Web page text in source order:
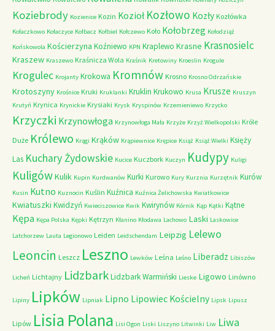
Koziebrody Kozienice Kozin Kozioł Kozłowo Kozły Kozłówka
Kołaczkowo Kołaczyce Kołbacz Kołbiel Kołczewo Koło Kołobrzeg Kołodziąż
Końskowola Kościerzyna Koźniewo KPN Kraplewo Krasne Krasnosielc
Kraszew Kraszewo Kraśnicza Wola Kraśnik Kretowiny Kroeslin Krogule
Krogulec Krojanty Krokowa Kromnów Krosno Krosno Odrzańskie
Krotoszyny Krośnice Kruki Kruklanki Kruklin Krukowo Krusa Krusze Kruszyn
Krutyń Krynica Krynickie Krysiaki Krysk Kryspinów Krzemieniewo Krzycko
Krzyczki Krzynowłoga Krzynowłoga Mała Krzyże Krzyż Wielkopolski Króle
Duże Królewo Krągi Krąków Krąpiewnice Krępice Książ Książ Wielki Księży
Las Kuchary Żydowskie Kucice Kuczbork Kuczyn Kudypy Kuligi
KuligówKulik Kupin Kurdwanów Kurki Kurowo Kury Kurznia Kurzętnik Kurów
Kusin Kutno Kuznocin Kuślin Kuźnica Kuźnica Żelichowska Kwiatkowice
Kwiatuszki Kwidzyń Kwieciszowice Kwik Kwirynów Kórnik Kąp Kątki Kątne
Kępa Kępa Polska Kępki Kętrzyn Kłanino Kłodawa Lachowo Laski Laskowice
Latchorzew Lauta Legionowo Leiden Leidschendam Leipzig Lelewo
Leoncin Leszcz Leszno Lewków Leśna Leśno Liberadz Libiszów
Licheń Lichtajny LidzbarkLidzbark Warmiński Lieske Ligowo Linówno
Lipiny Lipków Lipniak Lipno Lipowiec Kościelny Lipsk Lipusz
Lipów Lisia Polana Lisi Ogon Liski Liszyno Litwinki Liw Liwa